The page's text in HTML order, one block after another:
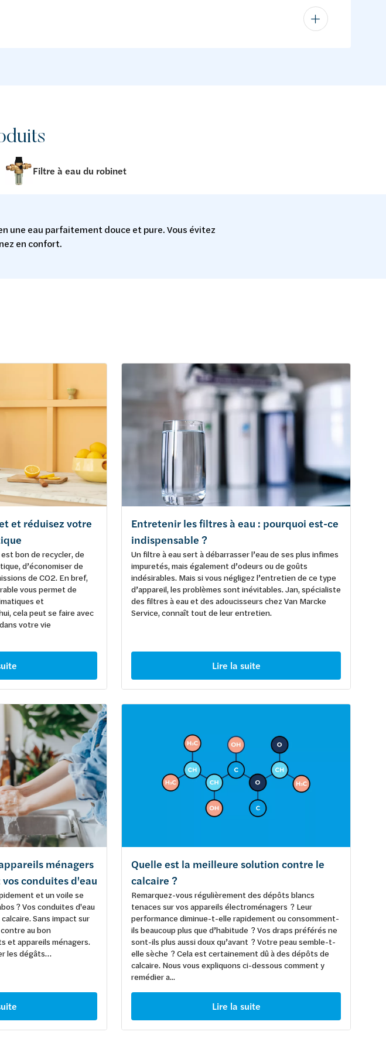
Filtre à eau du robinet
une eau parfaitement douce et pure. Vous évitez
en confort.
et réduisez votre
bon de recycler, de
d’économiser de
de CO2. En bref,
vous permet de
et
cela peut se faire avec
votre vie
Entretenir les filtres à eau : pourquoi est-ce
indispensable ?
Un filtre à eau sert à débarrasser l’eau de ses plus infimes
impuretés, mais également d’odeurs ou de goûts
indésirables. Mais si vous négligez l’entretien de ce type
d’appareil, les problèmes sont inévitables. Jan, spécialiste
des filtres à eau et des adoucisseurs chez Van Marcke
Service, connaît tout de leur entretien.
Lire la suite
ménagers
conduites d'eau
et un voile se
? Vos conduites d'eau
Sans impact sur
au bon
et appareils ménagers.
les dégâts…
Quelle est la meilleure solution contre le
calcaire ?
Remarquez-vous régulièrement des dépôts blancs
tenaces sur vos appareils électroménagers ? Leur
performance diminue-t-elle rapidement ou consomment-
ils beaucoup plus que d’habitude ? Vos draps préférés ne
sont-ils plus aussi doux qu’avant ? Votre peau semble-t-
elle sèche ? Cela est certainement dû à des dépôts de
calcaire. Nous vous expliquons ci-dessous comment y
remédier a...
Lire la suite